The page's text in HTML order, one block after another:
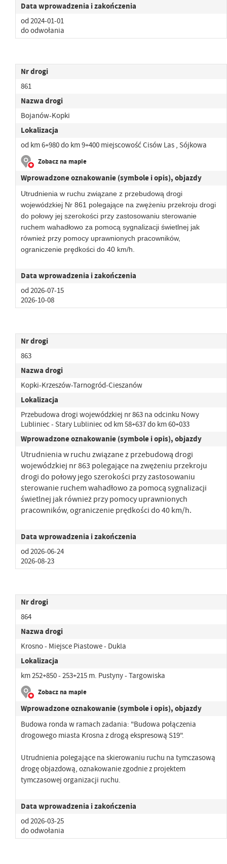
Data wprowadzenia i zakończenia
od 2024-01-01
do odwołania
Nr drogi
861
Nazwa drogi
Bojanów-Kopki
Lokalizacja
od km 6+980 do km 9+400 miejscowość Cisów Las , Sójkowa
Zobacz na mapie
Wprowadzone oznakowanie (symbole i opis), objazdy
Utrudnienia w ruchu związane z przebudową drogi
wojewódzkiej Nr 861 polegające na zwężeniu przekroju drogi
do połowy jej szerokości przy zastosowaniu sterowanie
ruchem wahadłowo za pomocą sygnalizacji świetlnej jak
również przy pomocy uprawnionych pracowników,
ograniczenie prędkości do 40 km/h.
Data wprowadzenia i zakończenia
od 2026-07-15
2026-10-08
Nr drogi
863
Nazwa drogi
Kopki-Krzeszów-Tarnogród-Cieszanów
Lokalizacja
Przebudowa drogi wojewódzkiej nr 863 na odcinku Nowy
Lubliniec - Stary Lubliniec od km 58+637 do km 60+033
Wprowadzone oznakowanie (symbole i opis), objazdy
Utrudnienia w ruchu związane z przebudową drogi
wojewódzkiej nr 863 polegające na zwężeniu przekroju
drogi do połowy jego szerokości przy zastosowaniu
sterowanie ruchem wahadłowo za pomocą sygnalizacji
świetlnej jak również przy pomocy uprawnionych
pracowników, ograniczenie prędkości do 40 km/h.
Data wprowadzenia i zakończenia
od 2026-06-24
2026-08-23
Nr drogi
864
Nazwa drogi
Krosno - Miejsce Piastowe - Dukla
Lokalizacja
km 252+850 - 253+215 m. Pustyny - Targowiska
Zobacz na mapie
Wprowadzone oznakowanie (symbole i opis), objazdy
Budowa ronda w ramach zadania: "Budowa połączenia
drogowego miasta Krosna z drogą ekspresową S19".
Utrudnienia polegające na skierowaniu ruchu na tymczasową
drogę objazdową, oznakowanie zgodnie z projektem
tymczasowej organizacji ruchu.
Data wprowadzenia i zakończenia
od 2026-03-25
do odwołania